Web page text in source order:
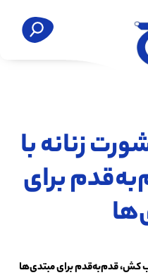
زنانه با
برای
کش، قدم‌به‌قدم برای مبتدی‌ها